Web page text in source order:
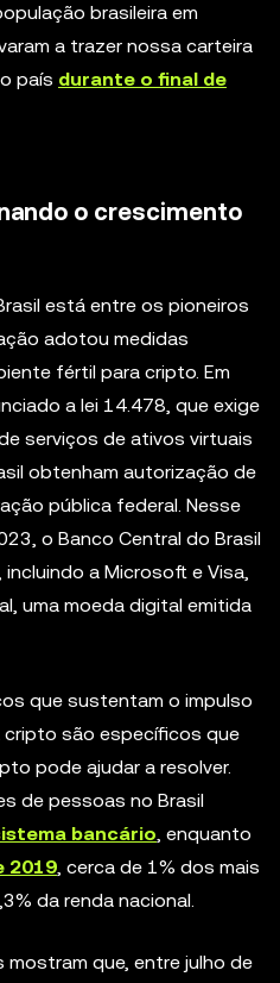
brasileira em
a trazer nossa carteira
país durante o final de
o crescimento
está entre os pioneiros
adotou medidas
fértil para cripto. Em
a lei 14.478, que exige
serviços de ativos virtuais
obtenham autorização de
pública federal. Nesse
o Banco Central do Brasil
a Microsoft e Visa,
uma moeda digital emitida
que sustentam o impulso
cripto são específicos que
pode ajudar a resolver.
de pessoas no Brasil
bancário, enquanto
2019, cerca de 1% dos mais
da renda nacional.
mostram que, entre julho de